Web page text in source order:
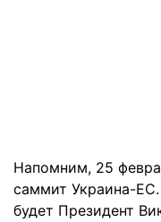
Напомним, 25
саммит Украина-
будет Президент